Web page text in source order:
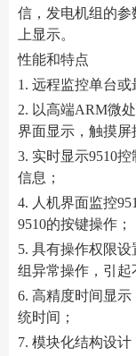
信，发电机组的
上显示。
性能和特点
1. 远程监控单台或
2. 以高端ARM微
界面显示，触摸屏
3. 实时显示9510
信息；
4. 人机界面监控
9510的按键操作；
5. 具有操作权限
组异常操作，引起
6. 高精度时间显
统时间；
7. 模块化结构设